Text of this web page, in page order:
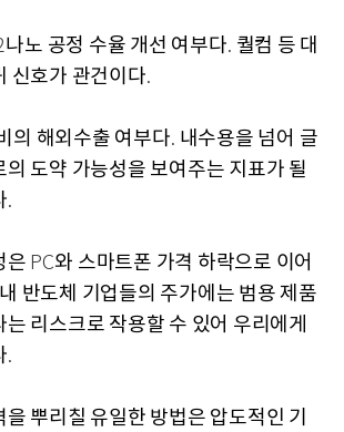
나노 공정 수율 개선 여부다. 퀄컴 등 대
신호가 관건이다.
의 해외수출 여부다. 내수용을 넘어 글
의 도약 가능성을 보여주는 지표가 될
.
은 PC와 스마트폰 가격 하락으로 이어
반도체 기업들의 주가에는 범용 제품
리스크로 작용할 수 있어 우리에게
.
뿌리칠 유일한 방법은 압도적인 기